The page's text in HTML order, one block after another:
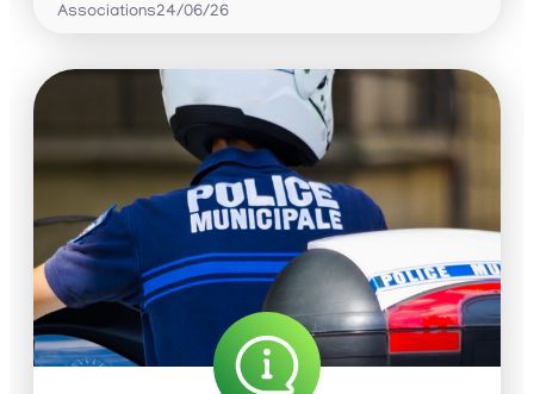
Associations24/06/26